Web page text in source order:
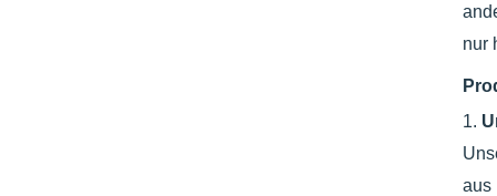
nur
1.
aus